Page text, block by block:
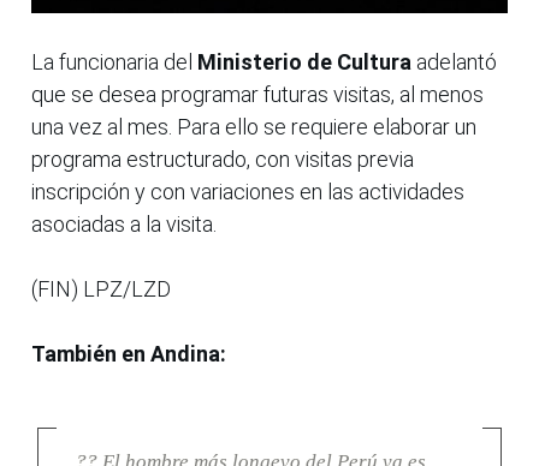
La funcionaria del Ministerio de Cultura adelantó
que se desea programar futuras visitas, al menos
una vez al mes. Para ello se requiere elaborar un
programa estructurado, con visitas previa
inscripción y con variaciones en las actividades
asociadas a la visita.
(FIN) LPZ/LZD
También en Andina:
?? El hombre más longevo del Perú ya es